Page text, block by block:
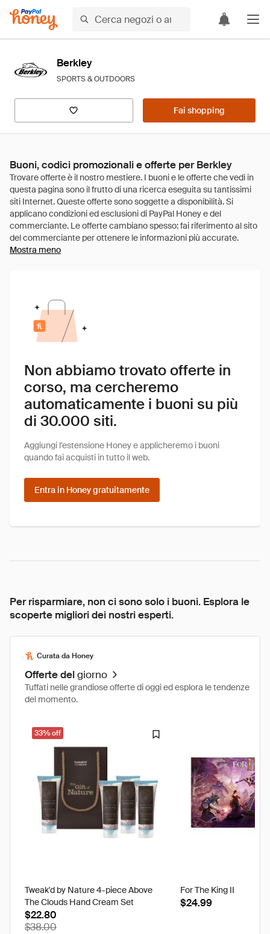
Berkley
SPORTS & OUTDOORS
Fai shopping
Buoni, codici promozionali e offerte per Berkley
Mostra meno
Non abbiamo trovato offerte in
corso, ma cercheremo
automaticamente i buoni su più
di 30.000 siti.
Aggiungi l'estensione Honey e applicheremo i buoni
quando fai acquisti in tutto il web.
Entra in Honey gratuitamente
Per risparmiare, non ci sono solo i buoni. Esplora le
scoperte migliori dei nostri esperti.
Curata da Honey
Offerte delgiorno
Tuffati nelle grandiose offerte di oggi ed esplora le tendenze
del momento.
33% off
Tweak'd by Nature 4-piece Above
The Clouds Hand Cream Set
$22.80
$38.00
For The King II
$24.99